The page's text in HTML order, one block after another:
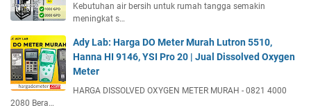
Kebutuhan air bersih untuk rumah tangga semakin
meningkat s…
Ady Lab: Harga DO Meter Murah Lutron 5510,
Hanna HI 9146, YSI Pro 20 | Jual Dissolved Oxygen
Meter
HARGA DISSOLVED OXYGEN METER MURAH - 0821 4000
2080 Bera…